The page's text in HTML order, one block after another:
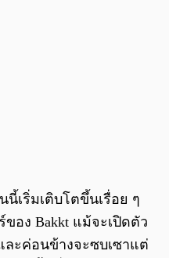
เริ่มเติบโตขึ้นเรื่อย ๆ
อง Bakkt แม้จะเปิดตัว
ละค่อนข้างจะซบเซาแต่